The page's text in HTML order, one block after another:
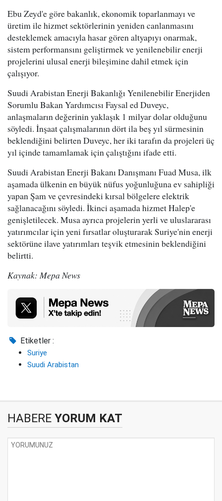
Ebu Zeyd'e göre bakanlık, ekonomik toparlanmayı ve
üretim ile hizmet sektörlerinin yeniden canlanmasını
desteklemek amacıyla hasar gören altyapıyı onarmak,
sistem performansını geliştirmek ve yenilenebilir enerji
projelerini ulusal enerji bileşimine dahil etmek için
çalışıyor.
Suudi Arabistan Enerji Bakanlığı Yenilenebilir Enerjiden
Sorumlu Bakan Yardımcısı Faysal ed Duveyc,
anlaşmaların değerinin yaklaşık 1 milyar dolar olduğunu
söyledi. İnşaat çalışmalarının dört ila beş yıl sürmesinin
beklendiğini belirten Duveyc, her iki tarafın da projeleri üç
yıl içinde tamamlamak için çalıştığını ifade etti.
Suudi Arabistan Enerji Bakanı Danışmanı Fuad Musa, ilk
aşamada ülkenin en büyük nüfus yoğunluğuna ev sahipliği
yapan Şam ve çevresindeki kırsal bölgelere elektrik
sağlanacağını söyledi. İkinci aşamada hizmet Halep'e
genişletilecek. Musa ayrıca projelerin yerli ve uluslararası
yatırımcılar için yeni fırsatlar oluşturarak Suriye'nin enerji
sektörüne ilave yatırımları teşvik etmesinin beklendiğini
belirtti.
Kaynak: Mepa News
Etiketler :
Suriye
Suudi Arabistan
HABERE YORUM KAT